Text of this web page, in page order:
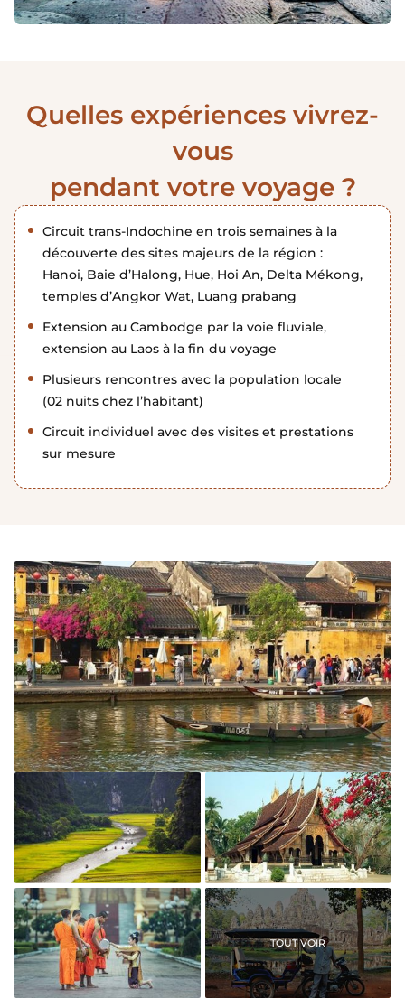
Quelles expériences vivrez-
vous
pendant votre voyage ?
Circuit trans-Indochine en trois semaines à la
découverte des sites majeurs de la région :
Hanoi, Baie d’Halong, Hue, Hoi An, Delta Mékong,
temples d’Angkor Wat, Luang prabang
Extension au Cambodge par la voie fluviale,
extension au Laos à la fin du voyage
Plusieurs rencontres avec la population locale
(02 nuits chez l’habitant)
Circuit individuel avec des visites et prestations
sur mesure
Vielle Ville Hoi An
Tam Coc, Ninh Binh (la
baie d'Halong terrestre
du Vietnam)
Wat Xieng Thong, Luang
Prabang (Laos)
TOUT VOIR